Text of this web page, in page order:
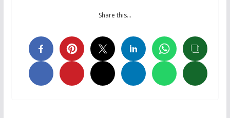
Share this…